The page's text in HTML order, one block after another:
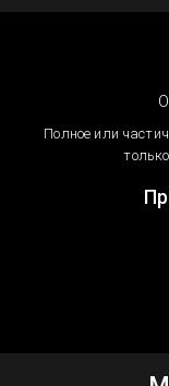
Полное или